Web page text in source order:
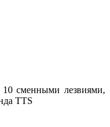
сменными лезвиями,
TTS